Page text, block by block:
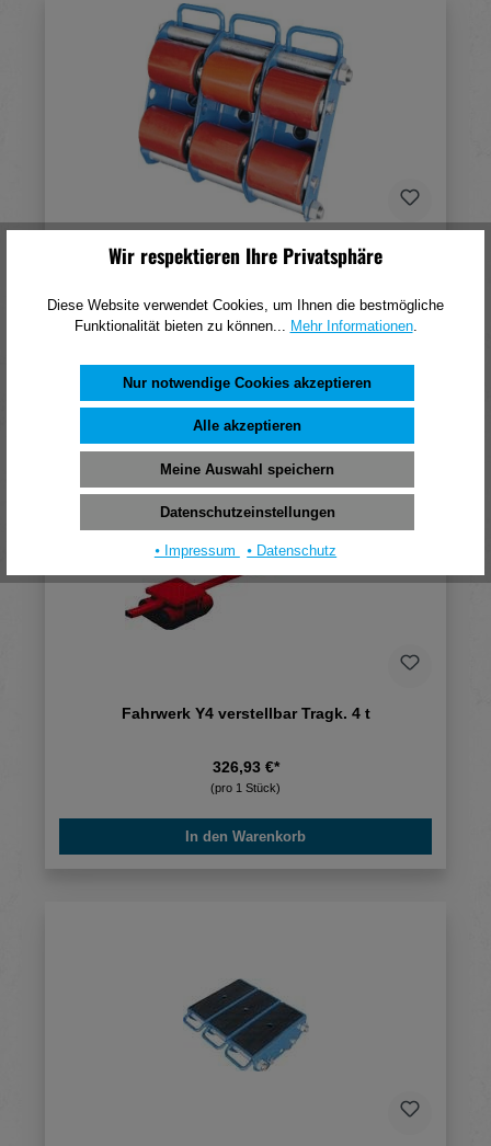
Transportroller 6 Tonnen AS60-P
-34,5x27,0x11,0cm
454,06 €*
In den Warenkorb
Fahrwerk Y4 verstellbar Tragk. 4 t
326,93 €*
(pro 1 Stück)
In den Warenkorb
Wir respektieren Ihre Privatsphäre
Diese Website verwendet Cookies, um Ihnen die bestmögliche
Funktionalität bieten zu können... Mehr Informationen.
Nur notwendige Cookies akzeptieren
Alle akzeptieren
Meine Auswahl speichern
Datenschutzeinstellungen
⦁ Impressum ⦁ Datenschutz